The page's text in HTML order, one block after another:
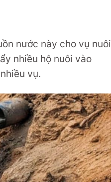
nước này cho vụ nuôi
nhiều hộ nuôi vào
vụ.